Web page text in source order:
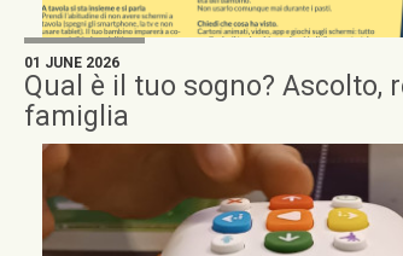
01 JUNE 2026
Qual è il tuo sogno? Ascolto,
famiglia